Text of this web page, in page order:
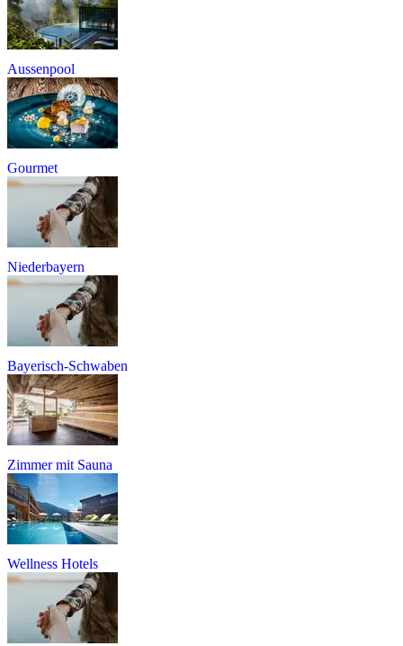
Aussenpool
Gourmet
Niederbayern
Bayerisch-Schwaben
Zimmer mit Sauna
Wellness Hotels